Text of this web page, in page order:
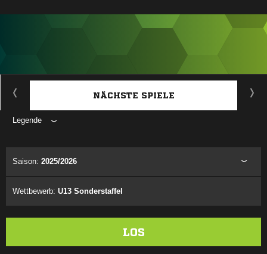
ANZEIGE
NÄCHSTE SPIELE
Legende
Saison: 2025/2026
Wettbewerb: U13 Sonderstaffel
LOS